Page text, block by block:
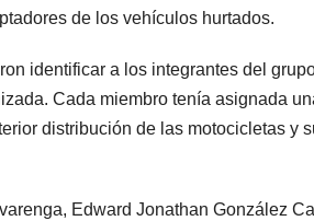
de los vehículos hurtados.
identificar a los integrantes del
Cada miembro tenía asignada
distribución de las motocicletas y
Edward Jonathan González